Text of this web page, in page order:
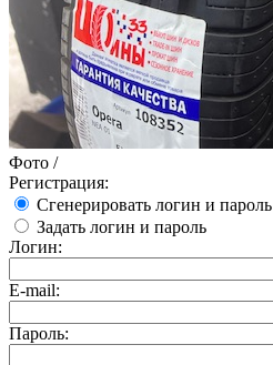
Фото /
Регистрация:
Сгенерировать логин и пароль
Задать логин и пароль
Логин:
E-mail:
Пароль: